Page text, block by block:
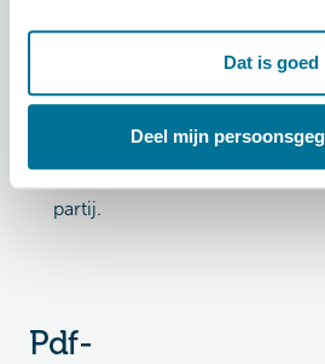
Dat is goed
Deel mijn
door een
onafhankelijke
partij.
Pdf-